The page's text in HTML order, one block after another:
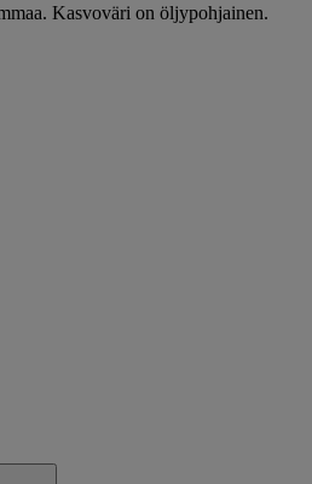
Kasvoväri on öljypohjainen.